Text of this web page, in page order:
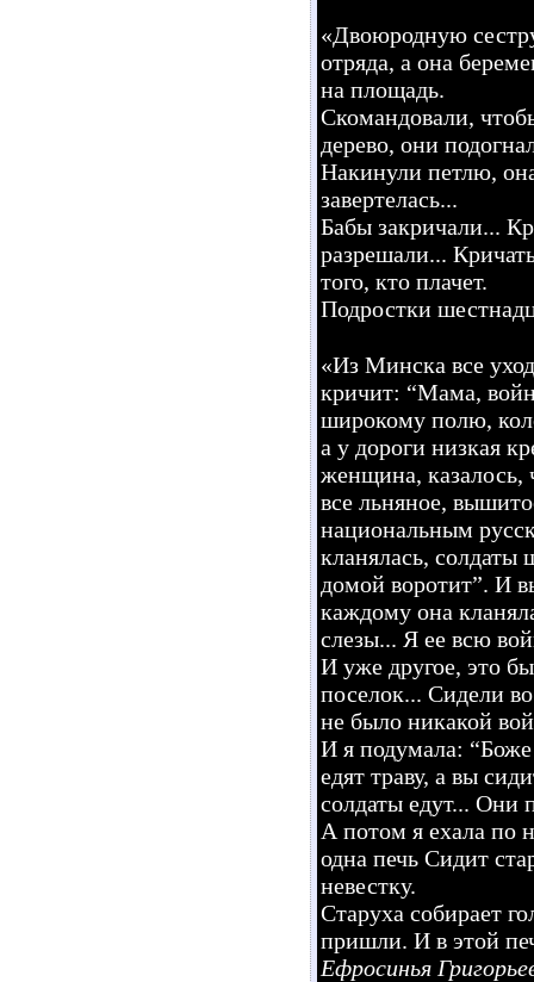
«Двоюродную
отряда, а она
на площадь.
Скомандовали,
дерево, они
Накинули петлю,
завертелась...
Бабы закричали...
разрешали...
того, кто плачет.
Подростки
«Из Минска все
кричит: “Мама,
широкому полю,
а у дороги низкая
женщина, казалось,
все льняное,
национальным
кланялась, солдаты
домой воротит”. И
каждому она
слезы... Я ее всю
И уже другое, это
поселок... Сидели
не было никакой
И я подумала:
едят траву, а вы
солдаты едут... Они
А потом я ехала по
одна печь Сидит
невестку.
Старуха собирает
пришли. И в этой
Ефросинья